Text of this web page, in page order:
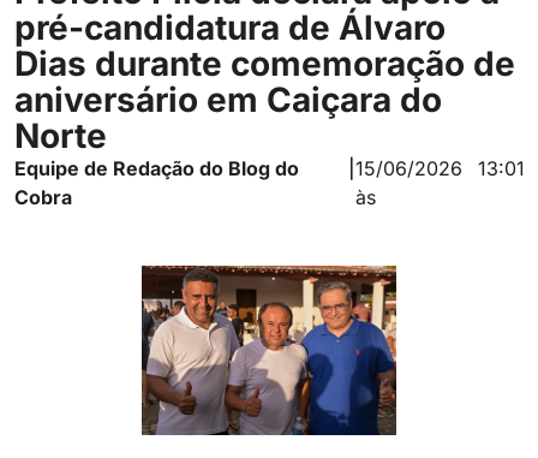
pré-candidatura de Álvaro
Dias durante comemoração de
aniversário em Caiçara do
Norte
Equipe de Redação do Blog do
Cobra
|15/06/2026
às
13:01